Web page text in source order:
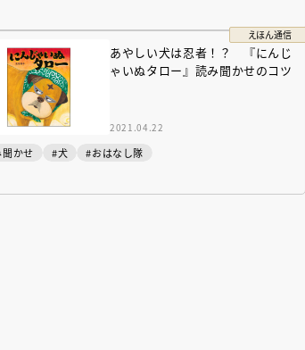
えほん通信
あやしい犬は忍者！？ 『にんじ
ゃいぬタロー』読み聞かせのコツ
2021.04.22
かせ #犬 #おはなし隊
こ）特設サ
発売決定！
フリースクールという選択
2026.03.31